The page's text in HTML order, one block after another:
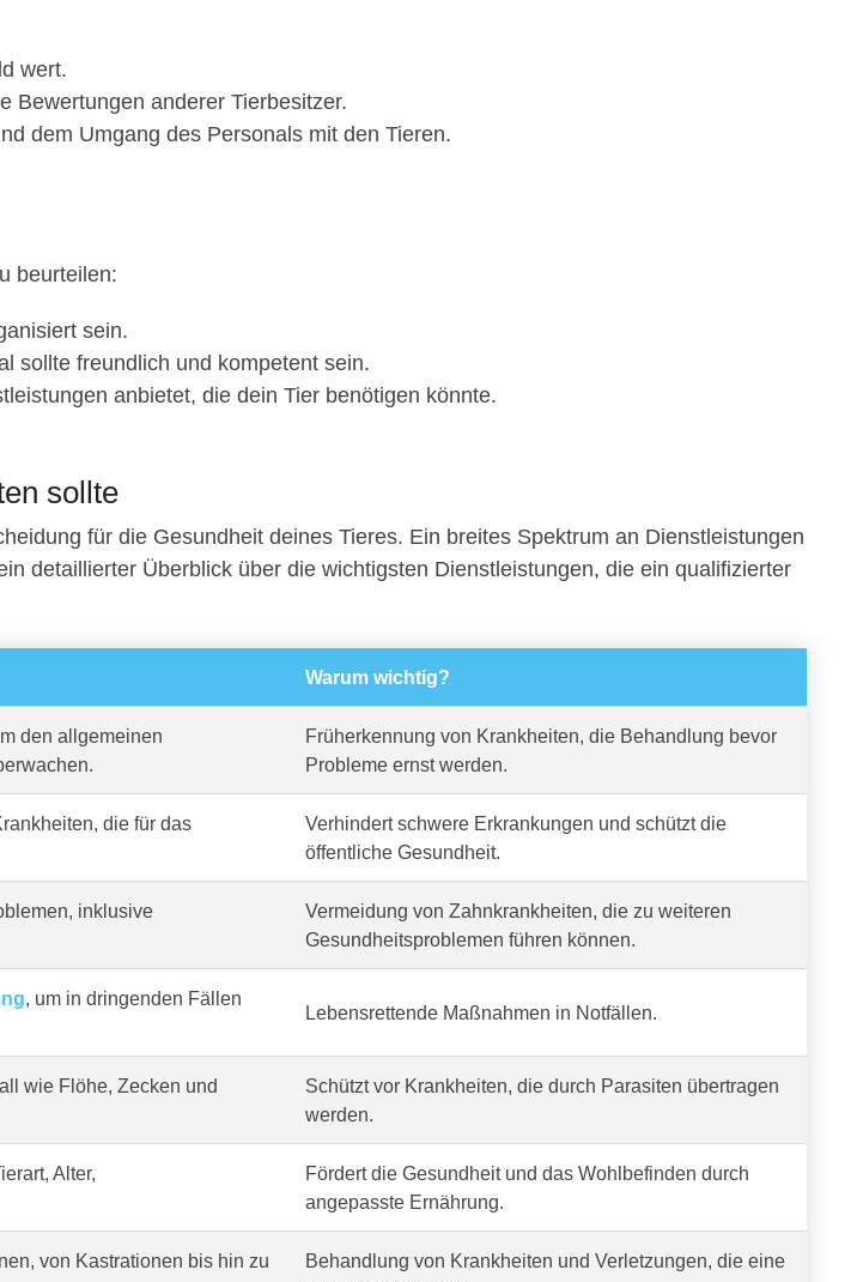
wert.
Bewertungen anderer Tierbesitzer.
dem Umgang des Personals mit den Tieren.
beurteilen:
sein.
sollte freundlich und kompetent sein.
anbietet, die dein Tier benötigen könnte.
sollte
für die Gesundheit deines Tieres. Ein breites Spektrum an Dienstleistungen
detaillierter Überblick über die wichtigsten Dienstleistungen, die ein qualifizierter
Warum wichtig?
den allgemeinen
Früherkennung von Krankheiten, die Behandlung bevor
Probleme ernst werden.
die für das
Verhindert schwere Erkrankungen und schützt die
öffentliche Gesundheit.
inklusive
Vermeidung von Zahnkrankheiten, die zu weiteren
Gesundheitsproblemen führen können.
, um in dringenden Fällen
Lebensrettende Maßnahmen in Notfällen.
wie Flöhe, Zecken und
Schützt vor Krankheiten, die durch Parasiten übertragen
werden.
Alter,
Fördert die Gesundheit und das Wohlbefinden durch
angepasste Ernährung.
von Kastrationen bis hin zu
Behandlung von Krankheiten und Verletzungen, die eine